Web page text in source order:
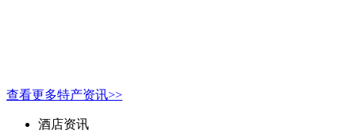
查看更多特产资讯>>
酒店资讯